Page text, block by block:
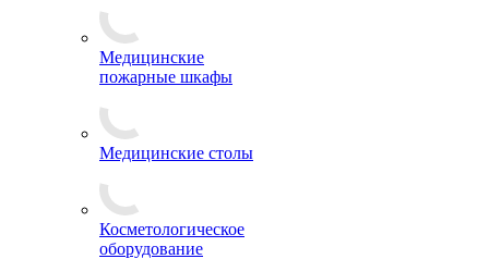
Медицинские
пожарные шкафы
Медицинские столы
Косметологическое
оборудование